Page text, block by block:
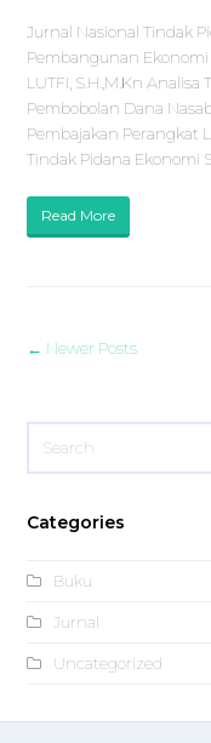
Jurnal Nasional Tindak
Pembangunan Ekonomi
LUTFI, S.H.,M.Kn
Pembobolan Dana
Pembajakan Perangkat
Tindak Pidana Ekonomi
Read More
← Newer Posts
Categories
Buku
Jurnal
Uncategorized